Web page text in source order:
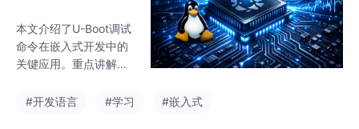
-Boot调试命
令：命令行是嵌
本文介绍了U-Boot调试
命令在嵌入式开发中的
关键应用。重点讲解了
用于查询板载信息，包
#开发语言 #学习 #嵌入式